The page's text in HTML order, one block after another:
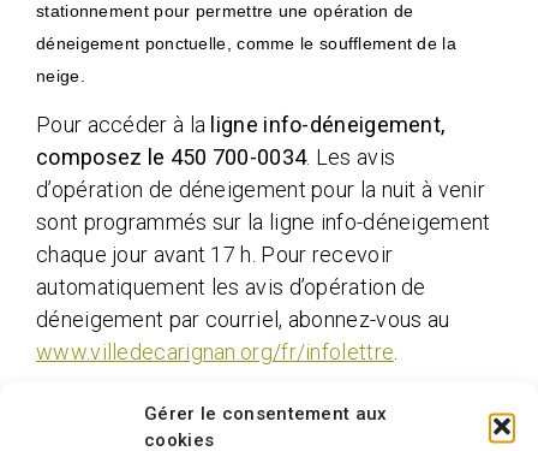
Gérer le consentement aux
cookies
stationnement pour permettre une opération de
déneigement ponctuelle, comme le soufflement de la
neige.
Pour accéder à la ligne info-déneigement,
composez le 450 700-0034. Les avis
d’opération de déneigement pour la nuit à venir
sont programmés sur la ligne info-déneigement
chaque jour avant 17 h. Pour recevoir
automatiquement les avis d’opération de
déneigement par courriel, abonnez-vous au
www.villedecarignan.org/fr/infolettre
La Ville de Carignan vous remercie de votre collaboration
essentielle au maintien de rues sécuritaires durant le